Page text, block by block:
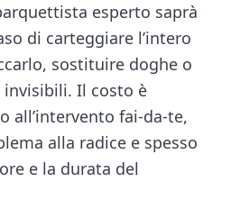
esperto saprà
di carteggiare l’intero
sostituire doghe o
Il costo è
all’intervento fai-da-te,
alla radice e spesso
e la durata del